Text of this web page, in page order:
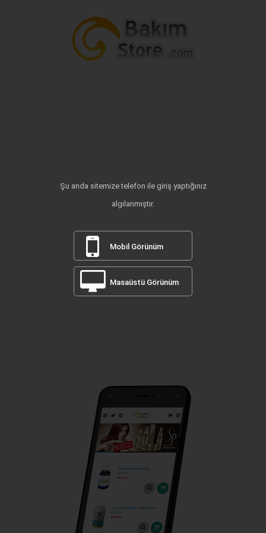
Şu anda sitemize telefon ile giriş yaptığınız
algılanmıştır.
Mobil Görünüm
Masaüstü Görünüm